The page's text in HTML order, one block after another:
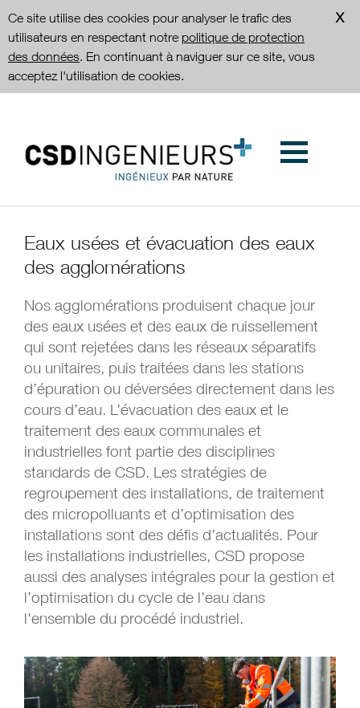
Ce site utilise des cookies pour analyser le trafic des
utilisateurs en respectant notre politique de protection
des données. En continuant à naviguer sur ce site, vous
acceptez l'utilisation de cookies.
Eaux usées et évacuation des eaux
des agglomérations
Nos agglomérations produisent chaque jour
des eaux usées et des eaux de ruissellement
qui sont rejetées dans les réseaux séparatifs
ou unitaires, puis traitées dans les stations
d’épuration ou déversées directement dans les
cours d’eau. L’évacuation des eaux et le
traitement des eaux communales et
industrielles font partie des disciplines
standards de CSD. Les stratégies de
regroupement des installations, de traitement
des micropolluants et d’optimisation des
installations sont des défis d’actualités. Pour
les installations industrielles, CSD propose
aussi des analyses intégrales pour la gestion et
l’optimisation du cycle de l’eau dans
l'ensemble du procédé industriel.